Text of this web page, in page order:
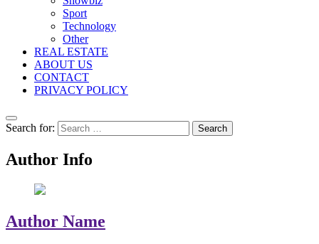
Sport
Technology
Other
REAL ESTATE
ABOUT US
CONTACT
PRIVACY POLICY
Search for:
Author Info
Author Name